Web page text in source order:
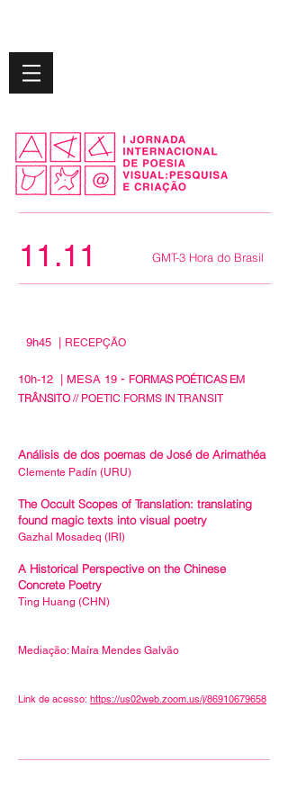
11.11 GMT-3 Hora do Brasil
9h45 RECEPÇÃO
10h-12 MESA 19 - FORMAS POÉTICAS EM
TRÂNSITO // POETIC FORMS IN TRANSIT
Análisis de dos poemas de José de Arimathéa
Clemente Padín (URU)
The Occult Scopes of Translation: translating
found magic texts into visual poetry
Gazhal Mosadeq (IRI)
A Historical Perspective on the Chinese
Concrete Poetry
Ting Huang (CHN)
Mediação: Maíra Mendes Galvão
Link de acesso: https://us02web.zoom.us/j/86910679658